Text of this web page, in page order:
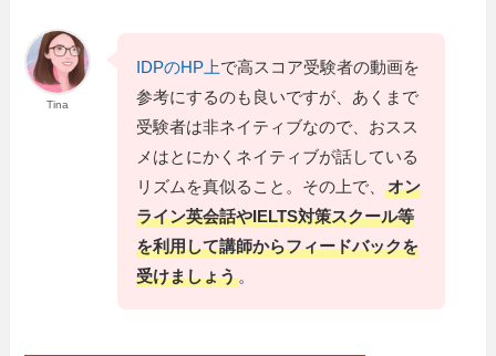
Tina
IDPのHP上で高スコア受験者の動画を
参考にするのも良いですが、あくまで
受験者は非ネイティブなので、おスス
メはとにかくネイティブが話している
リズムを真似ること。その上で、オン
ライン英会話やIELTS対策スクール等
を利用して講師からフィードバックを
受けましょう 。